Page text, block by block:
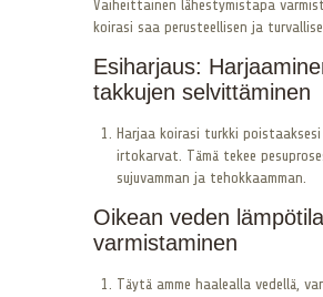
Vaiheittainen lähestymistapa
koirasi saa perusteellisen ja
Esiharjaus:
takkujen selvittäminen
Harjaa koirasi turkki
irtokarvat. Tämä tekee
sujuvamman ja tehokkaamman.
Oikean veden
varmistaminen
Täytä amme haalealla vedellä,